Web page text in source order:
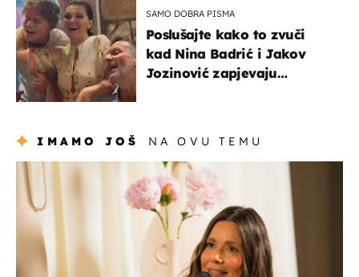
SAMO DOBRA PISMA
Poslušajte kako to zvuči
kad Nina Badrić i Jakov
Jozinović zapjevaju
IMAMO JOŠ NA OVU TEMU
moda & ljepota